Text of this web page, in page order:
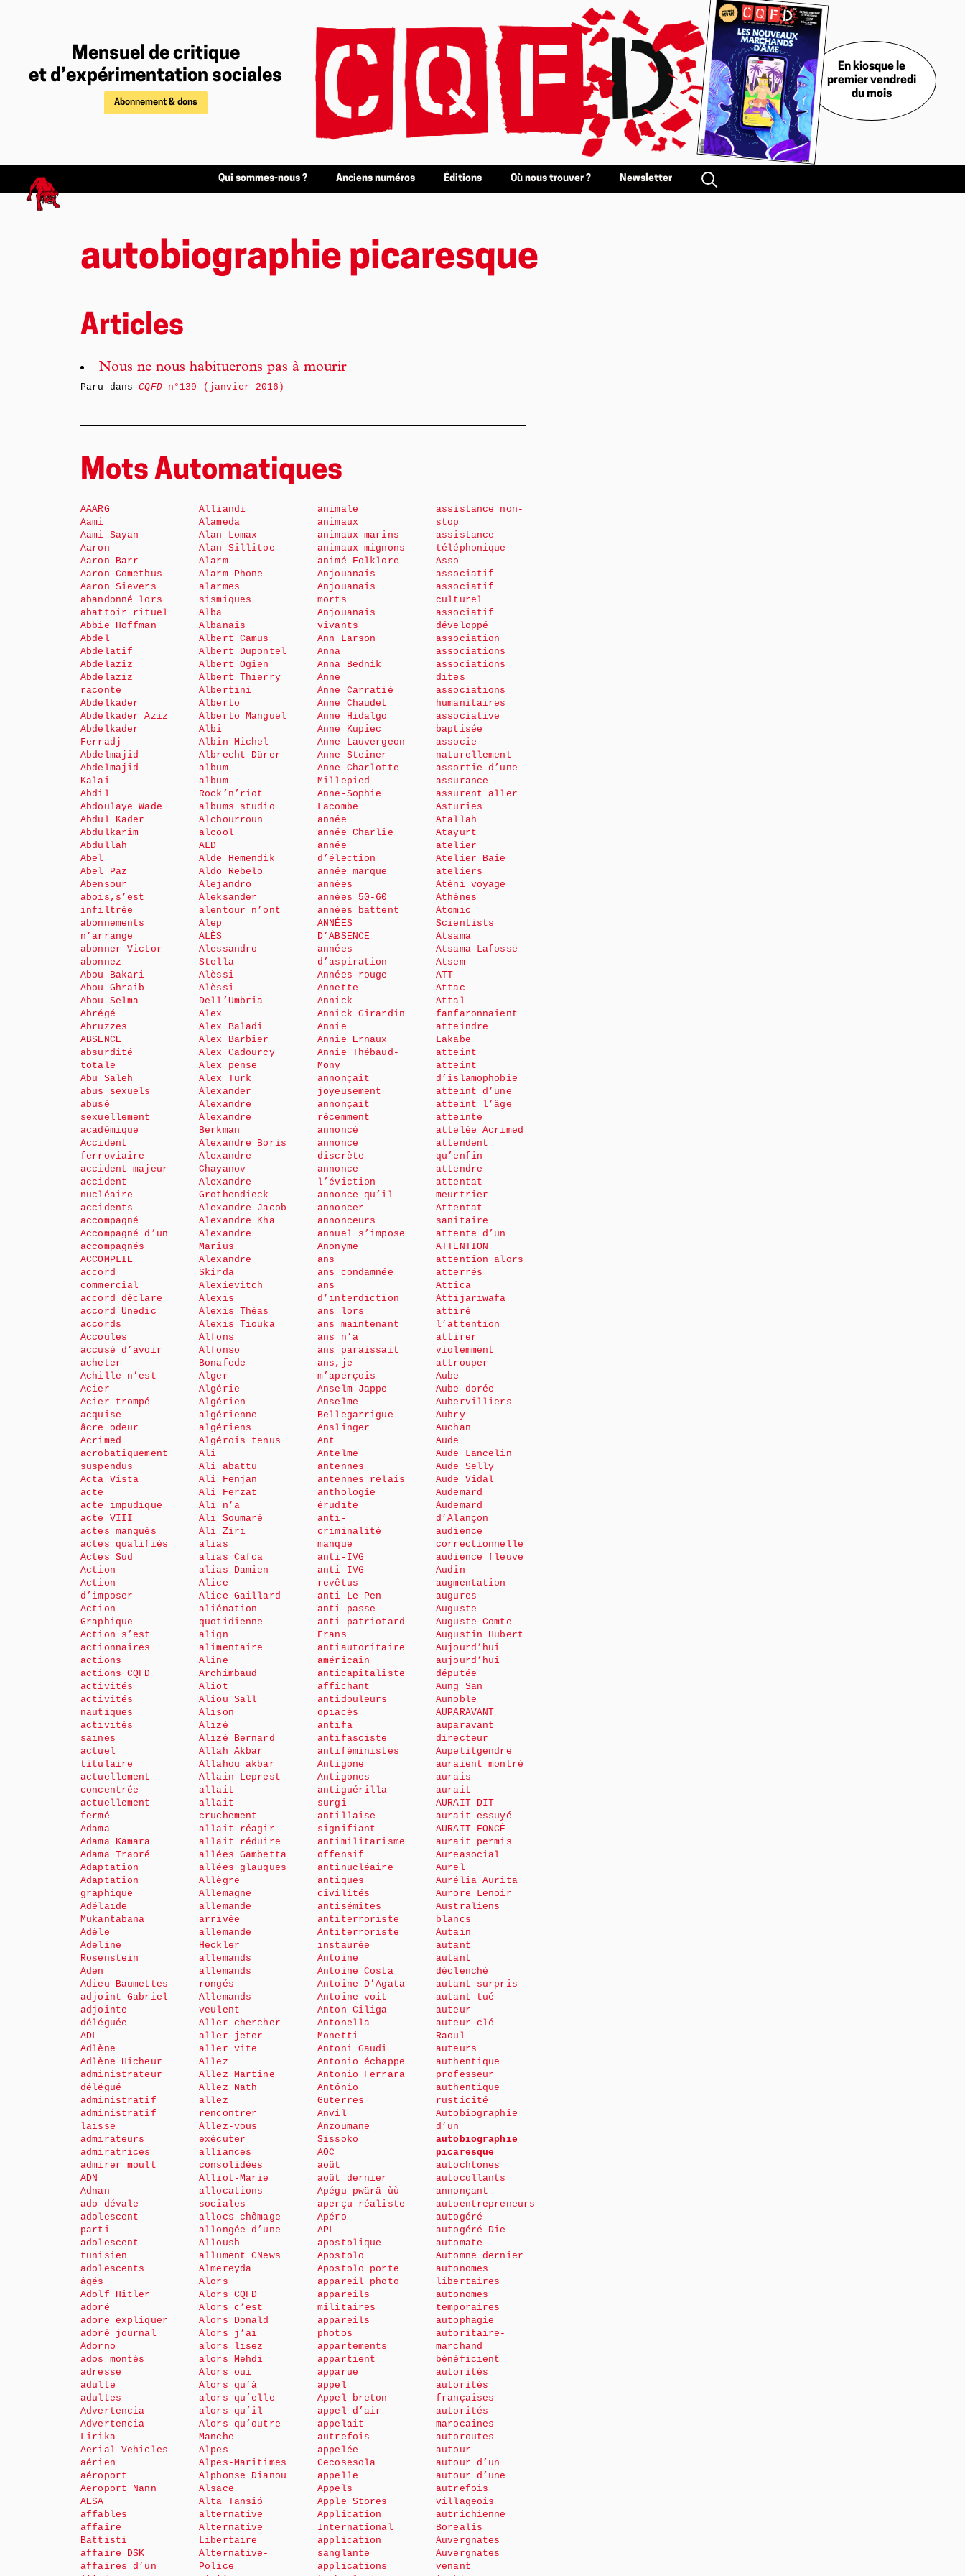
Mensuel de critique
et d’expérimentation sociales
Abonnement & dons
En kiosque le
premier vendredi
du mois
Qui sommes-nous ? Anciens numéros Éditions Où nous trouver ? Newsletter
autobiographie picaresque
Articles
Nous ne nous habituerons pas à mourir
Paru dansCQFDn°139 (janvier 2016)
Mots Automatiques
AAARG
Aami
Aami Sayan
Aaron
Aaron Barr
Aaron Cometbus
Aaron Sievers
abandonné lors
abattoir rituel
Abbie Hoffman
Abdel
Abdelatif
Abdelaziz
Abdelaziz
raconte
Abdelkader
Abdelkader Aziz
Abdelkader
Ferradj
Abdelmajid
Abdelmajid
Kalai
Abdil
Abdoulaye Wade
Abdul Kader
Abdulkarim
Abdullah
Abel
Abel Paz
Abensour
abois,s’est
infiltrée
abonnements
n’arrange
abonner Victor
abonnez
Abou Bakari
Abou Ghraib
Abou Selma
Abrégé
Abruzzes
ABSENCE
absurdité
totale
Abu Saleh
abus sexuels
abusé
sexuellement
académique
Accident
ferroviaire
accident majeur
accident
nucléaire
accidents
accompagné
Accompagné d’un
accompagnés
ACCOMPLIE
accord
commercial
accord déclare
accord Unedic
accords
Accoules
accusé d’avoir
acheter
Achille n’est
Acier
Acier trompé
acquise
âcre odeur
Acrimed
acrobatiquement
suspendus
Acta Vista
acte
acte impudique
acte VIII
actes manqués
actes qualifiés
Actes Sud
Action
Action
d’imposer
Action
Graphique
Action s’est
actionnaires
actions
actions CQFD
activités
activités
nautiques
activités
saines
actuel
titulaire
actuellement
concentrée
actuellement
fermé
Adama
Adama Kamara
Adama Traoré
Adaptation
Adaptation
graphique
Adélaïde
Mukantabana
Adèle
Adeline
Rosenstein
Aden
Adieu Baumettes
adjoint Gabriel
adjointe
déléguée
ADL
Adlène
Adlène Hicheur
administrateur
délégué
administratif
administratif
laisse
admirateurs
admiratrices
admirer moult
ADN
Adnan
ado dévale
adolescent
parti
adolescent
tunisien
adolescents
âgés
Adolf Hitler
adoré
adore expliquer
adoré journal
Adorno
ados montés
adresse
adulte
adultes
Advertencia
Advertencia
Lirika
Aerial Vehicles
aérien
aéroport
Aeroport Nann
AESA
affables
affaire
Battisti
affaire DSK
affaires d’un
Alliandi
Alameda
Alan Lomax
Alan Sillitoe
Alarm
Alarm Phone
alarmes
sismiques
Alba
Albanais
Albert Camus
Albert Dupontel
Albert Ogien
Albert Thierry
Albertini
Alberto
Alberto Manguel
Albi
Albin Michel
Albrecht Dürer
album
album
Rock’n’riot
albums studio
Alchourroun
alcool
ALD
Alde Hemendik
Aldo Rebelo
Alejandro
Aleksander
alentour n’ont
Alep
ALÈS
Alessandro
Stella
Alèssi
Alèssi
Dell’Umbria
Alex
Alex Baladi
Alex Barbier
Alex Cadourcy
Alex pense
Alex Türk
Alexander
Alexandre
Alexandre
Berkman
Alexandre Boris
Alexandre
Chayanov
Alexandre
Grothendieck
Alexandre Jacob
Alexandre Kha
Alexandre
Marius
Alexandre
Skirda
Alexievitch
Alexis
Alexis Théas
Alexis Tiouka
Alfons
Alfonso
Bonafede
Alger
Algérie
Algérien
algérienne
algériens
Algérois tenus
Ali
Ali abattu
Ali Fenjan
Ali Ferzat
Ali n’a
Ali Soumaré
Ali Ziri
alias
alias Cafca
alias Damien
Alice
Alice Gaillard
aliénation
quotidienne
align
alimentaire
Aline
Archimbaud
Aliot
Aliou Sall
Alison
Alizé
Alizé Bernard
Allah Akbar
Allahou akbar
Allain Leprest
allait
allait
cruchement
allait réagir
allait réduire
allées Gambetta
allées glauques
Allègre
Allemagne
allemande
arrivée
allemande
Heckler
allemands
allemands
rongés
Allemands
veulent
Aller chercher
aller jeter
aller vite
Allez
Allez Martine
Allez Nath
allez
rencontrer
Allez-vous
exécuter
alliances
consolidées
Alliot-Marie
allocations
sociales
allocs chômage
allongée d’une
Alloush
allument CNews
Almereyda
Alors
Alors CQFD
Alors c’est
Alors Donald
Alors j’ai
alors lisez
alors Mehdi
Alors oui
Alors qu’à
alors qu’elle
alors qu’il
Alors qu’outre-
Manche
Alpes
Alpes-Maritimes
Alphonse Dianou
Alsace
Alta Tansió
alternative
Alternative
Libertaire
Alternative-
Police
animale
animaux
animaux marins
animaux mignons
animé Folklore
Anjouanais
Anjouanais
morts
Anjouanais
vivants
Ann Larson
Anna
Anna Bednik
Anne
Anne Carratié
Anne Chaudet
Anne Hidalgo
Anne Kupiec
Anne Lauvergeon
Anne Steiner
Anne-Charlotte
Millepied
Anne-Sophie
Lacombe
année
année Charlie
année
d’élection
année marque
années
années 50-60
années battent
ANNÉES
D’ABSENCE
années
d’aspiration
Années rouge
Annette
Annick
Annick Girardin
Annie
Annie Ernaux
Annie Thébaud-
Mony
annonçait
joyeusement
annonçait
récemment
annoncé
annonce
discrète
annonce
l’éviction
annonce qu’il
annoncer
annonceurs
annuel s’impose
Anonyme
ans
ans condamnée
ans
d’interdiction
ans lors
ans maintenant
ans n’a
ans paraissait
ans,je
m’aperçois
Anselm Jappe
Anselme
Bellegarrigue
Anslinger
Ant
Antelme
antennes
antennes relais
anthologie
érudite
anti-
criminalité
manque
anti-IVG
anti-IVG
revêtus
anti-Le Pen
anti-passe
anti-patriotard
Frans
antiautoritaire
américain
anticapitaliste
affichant
antidouleurs
opiacés
antifa
antifasciste
antiféministes
Antigone
Antigones
antiguérilla
surgi
antillaise
signifiant
antimilitarisme
offensif
antinucléaire
antiques
civilités
antisémites
antiterroriste
Antiterroriste
instaurée
Antoine
Antoine Costa
Antoine D’Agata
Antoine voit
Anton Ciliga
Antonella
Monetti
Antoni Gaudi
Antonio échappe
Antonio Ferrara
António
Guterres
Anvil
Anzoumane
Sissoko
AOC
août
août dernier
Apégu pwärä-ùù
aperçu réaliste
Apéro
APL
apostolique
Apostolo
Apostolo porte
appareil photo
appareils
militaires
appareils
photos
appartements
appartient
apparue
appel
Appel breton
appel d’air
appelait
autrefois
appelée
Cecosesola
appelle
Appels
Apple Stores
Application
International
application
sanglante
applications
assistance non-
stop
assistance
téléphonique
Asso
associatif
associatif
culturel
associatif
développé
association
associations
associations
dites
associations
humanitaires
associative
baptisée
associe
naturellement
assortie d’une
assurance
assurent aller
Asturies
Atallah
Atayurt
atelier
Atelier Baie
ateliers
Aténi voyage
Athènes
Atomic
Scientists
Atsama
Atsama Lafosse
Atsem
ATT
Attac
Attal
fanfaronnaient
atteindre
Lakabe
atteint
atteint
d’islamophobie
atteint d’une
atteint l’âge
atteinte
attelée Acrimed
attendent
qu’enfin
attendre
attentat
meurtrier
Attentat
sanitaire
attente d’un
ATTENTION
attention alors
atterrés
Attica
Attijariwafa
attiré
l’attention
attirer
violemment
attrouper
Aube
Aube dorée
Aubervilliers
Aubry
Auchan
Aude
Aude Lancelin
Aude Selly
Aude Vidal
Audemard
Audemard
d’Alançon
audience
correctionnelle
audience fleuve
Audin
augmentation
augures
Auguste
Auguste Comte
Augustin Hubert
Aujourd’hui
aujourd’hui
députée
Aung San
Aunoble
AUPARAVANT
auparavant
directeur
Aupetitgendre
auraient montré
aurais
aurait
AURAIT DIT
aurait essuyé
AURAIT FONCÉ
aurait permis
Aureasocial
Aurel
Aurélia Aurita
Aurore Lenoir
Australiens
blancs
Autain
autant
autant
déclenché
autant surpris
autant tué
auteur
auteur-clé
Raoul
auteurs
authentique
professeur
authentique
rusticité
Autobiographie
d’un
autobiographie
picaresque
autochtones
autocollants
annonçant
autoentrepreneurs
autogéré
autogéré Die
automate
Automne dernier
autonomes
libertaires
autonomes
temporaires
autophagie
autoritaire-
marchand
bénéficient
autorités
autorités
françaises
autorités
marocaines
autoroutes
autour
autour d’un
autour d’une
autrefois
villageois
autrichienne
Borealis
Auvergnates
Auvergnates
venant